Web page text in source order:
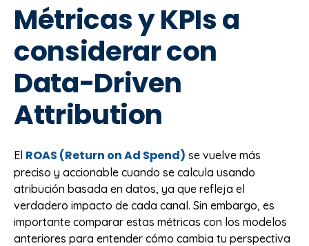
Métricas y KPIs a
considerar con
Data-Driven
Attribution
El ROAS (Return on Ad Spend) se vuelve más
preciso y accionable cuando se calcula usando
atribución basada en datos, ya que refleja el
verdadero impacto de cada canal. Sin embargo, es
importante comparar estas métricas con los modelos
anteriores para entender cómo cambia tu perspectiva